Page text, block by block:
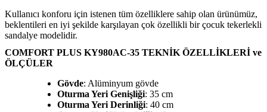
Kullanıcı konforu için istenen tüm özelliklere sahip olan ürünümüz,
beklentileri en iyi şekilde karşılayan çok özellikli bir çocuk tekerlekli
sandalye modelidir.
COMFORT PLUS KY980AC-35 TEKNİK ÖZELLİKLERİ ve
ÖLÇÜLER
Gövde: Alüminyum gövde
Oturma Yeri Genişliği: 35 cm
Oturma Yeri Derinliği: 40 cm